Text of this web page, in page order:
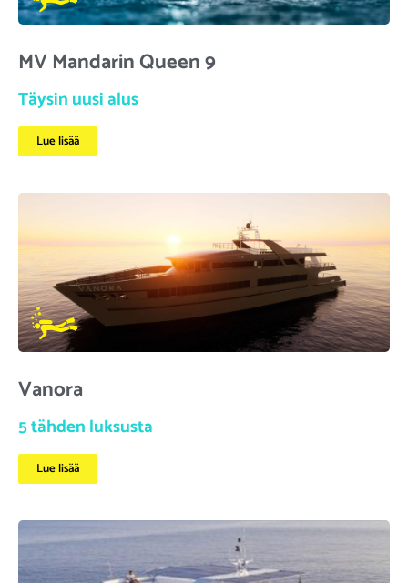
MV Mandarin Queen 9
Täysin uusi alus
Lue lisää
Vanora
5 tähden luksusta
Lue lisää